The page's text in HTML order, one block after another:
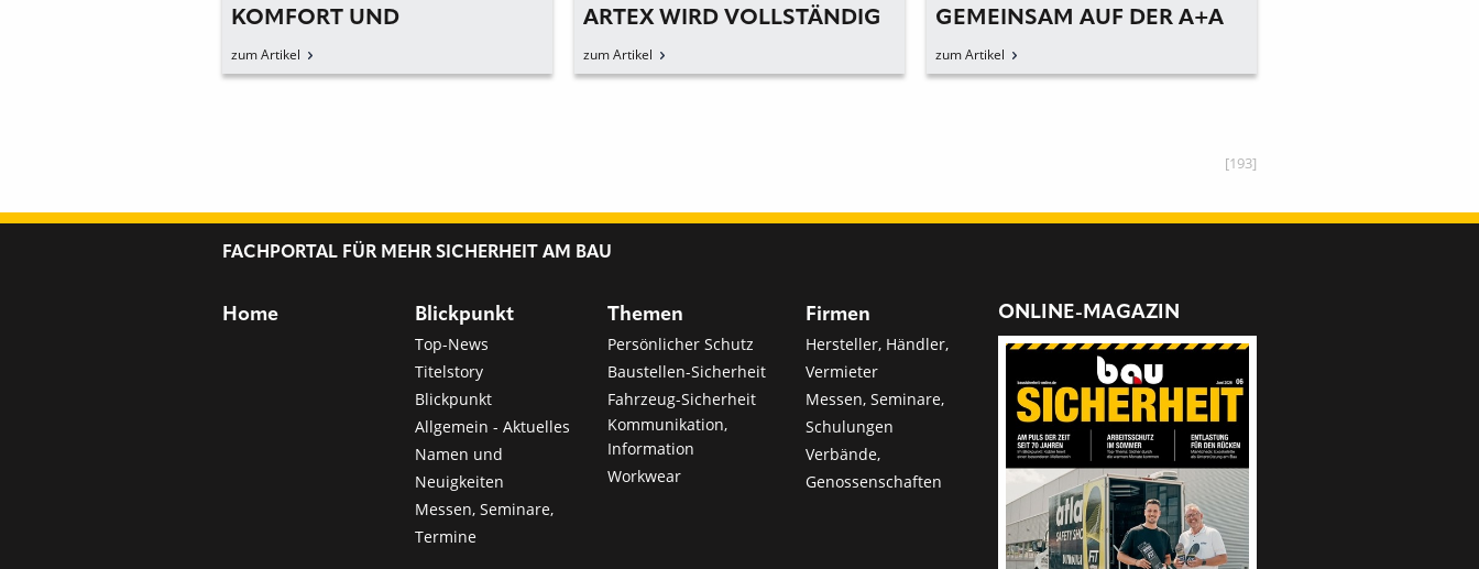
KOMFORT UND
PERFORMANCE
zum Artikel
ARTEX WIRD VOLLSTÄNDIG
ZU DELTA PLUS
zum Artikel
GEMEINSAM AUF DER A+A
zum Artikel
[193]
FACHPORTAL FÜR MEHR SICHERHEIT AM BAU
Home Blickpunkt
Top-News
Titelstory
Blickpunkt
Allgemein - Aktuelles
Namen und
Neuigkeiten
Messen, Seminare,
Termine
Themen
Persönlicher Schutz
Baustellen-Sicherheit
Fahrzeug-Sicherheit
Kommunikation,
Information
Workwear
Firmen
Hersteller, Händler,
Vermieter
Messen, Seminare,
Schulungen
Verbände,
Genossenschaften
ONLINE-MAGAZIN